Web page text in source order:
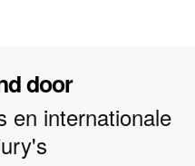
door
en internationale